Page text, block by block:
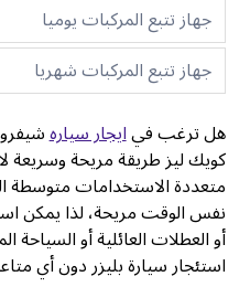
جهاز تتبع المركبات يوميا
جهاز تتبع المركبات شهريا
هل ترغب فيايجار سياره
كويك ليز طريقة مريحة وسريعة
متعددة الاستخدامات متوسطة
نفس الوقت مريحة، لذا يمكن
أو العطلات العائلية أو
استئجار سيارة بليزر دون أي